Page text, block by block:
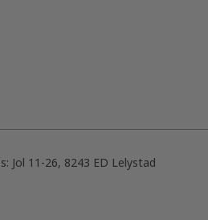
Jol 11-26, 8243 ED Lelystad